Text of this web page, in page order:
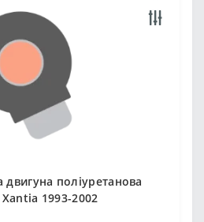
поліуретанова
1993-2002